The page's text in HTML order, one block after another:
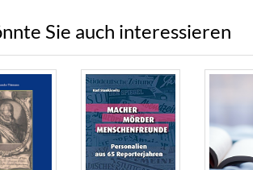
Sie auch interessieren